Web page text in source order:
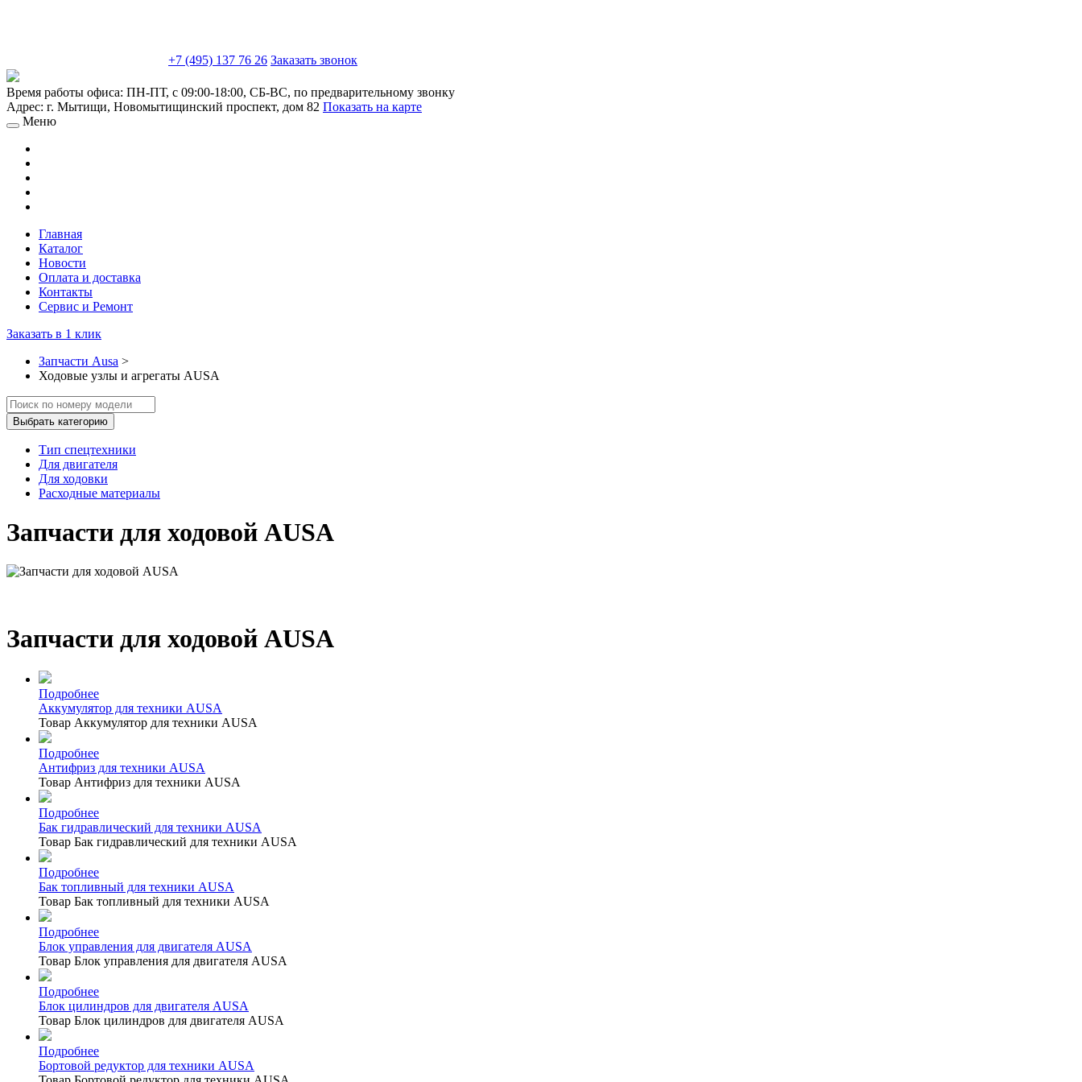
+7 (495) 137 76 26 Заказать звонок
Время работы офиса: ПН-ПТ, с 09:00-18:00, СБ-ВС, по предварительному звонку
Адрес: г. Мытищи, Новомытищинский проспект, дом 82 Показать на карте
Меню
Главная
Каталог
Новости
Оплата и доставка
Контакты
Сервис и Ремонт
Заказать в 1 клик
Запчасти Ausa >
Ходовые узлы и агрегаты AUSA
Выбрать категорию
Тип спецтехники
Для двигателя
Для ходовки
Расходные материалы
Запчасти для ходовой AUSA
Запчасти для ходовой AUSA
Подробнее
Аккумулятор для техники AUSA
Товар Аккумулятор для техники AUSA
Подробнее
Антифриз для техники AUSA
Товар Антифриз для техники AUSA
Подробнее
Бак гидравлический для техники AUSA
Товар Бак гидравлический для техники AUSA
Подробнее
Бак топливный для техники AUSA
Товар Бак топливный для техники AUSA
Подробнее
Блок управления для двигателя AUSA
Товар Блок управления для двигателя AUSA
Подробнее
Блок цилиндров для двигателя AUSA
Товар Блок цилиндров для двигателя AUSA
Подробнее
Бортовой редуктор для техники AUSA